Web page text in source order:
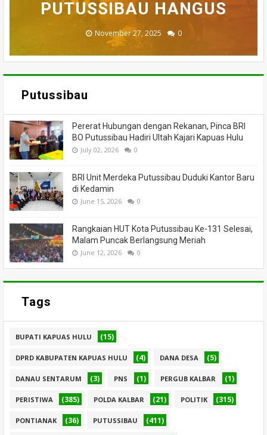
MENINGGAL DUNIA
July 05, 2026 0
PUTUSSIBAU HANGUS
November 27, 2025 0
BADAU BERI BANTUAN
March 26, 2025 0
DILALAP API
March 13, 2025 0
MASSA
February 18, 2025 0
Putussibau
Pererat Hubungan dengan Rekanan, Pinca BRI
BO Putussibau Hadiri Ultah Kajari Kapuas Hulu
July 02, 2026 0
BRI Unit Merdeka Putussibau Duduki Kantor Baru
di Kedamin
June 15, 2026 0
Rangkaian HUT Kota Putussibau Ke-131 Selesai,
Malam Puncak Berlangsung Meriah
June 12, 2026 0
Tags
BUPATI KAPUAS HULU (15)
DPRD KABUPATEN KAPUAS HULU (4) DANA DESA (5)
DANAU SENTARUM (3) PNS (1) PERGUB KALBAR (1)
PERISTIWA (385) POLDA KALBAR (21) POLITIK (315)
PONTIANAK (36) PUTUSSIBAU (411)